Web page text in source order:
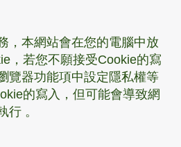
，本網站會在您的電腦中放
，若您不願接受Cookie的寫
覽器功能項中設定隱私權等
的寫入，但可能會導致網
行 。